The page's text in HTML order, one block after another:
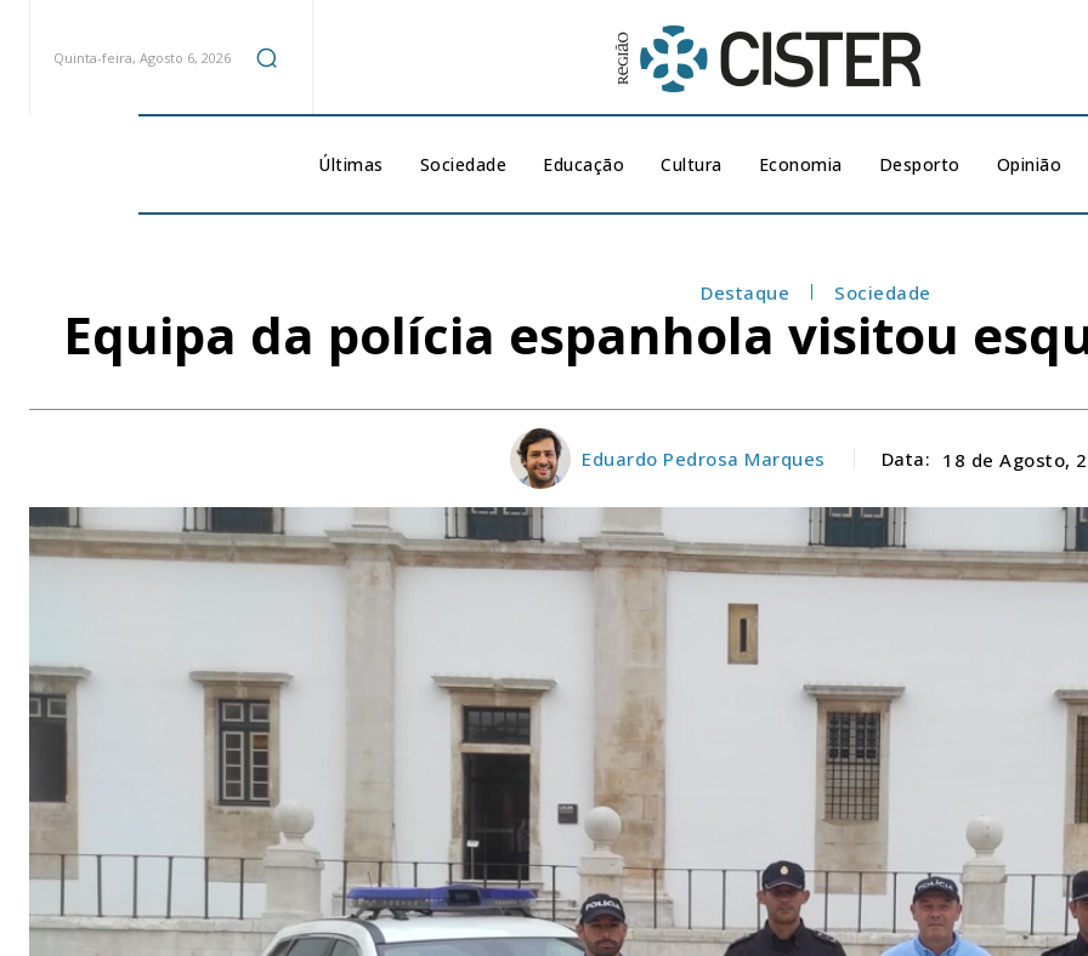
Quinta-feira, Agosto 6, 2026
Últimas Sociedade Educação Cultura Economia Desporto Opinião
Destaque Sociedade
Equipa da polícia espanhola visitou
Eduardo Pedrosa Marques Data: 18 de Agosto,